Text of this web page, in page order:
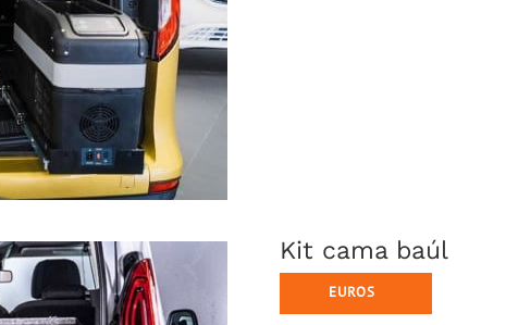
Kit cama baúl